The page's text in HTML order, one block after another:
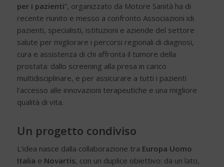
per i pazienti”, organizzato da Motore Sanità ha di
recente riunito e messo a confronto Associazioni idi
pazienti, specialisti, istituzioni e aziende del settore
salute per migliorare i percorsi regionali di diagnosi,
cura e assistenza di chi affronta il tumore della
prostata: dallo screening alla presa in carico
multidisciplinare, e per assicurare a tutti i pazienti
l’accesso alle innovazioni terapeutiche e una migliore
qualità di vita.
Un progetto condiviso
L’idea nasce dalla collaborazione tra Europa Uomo
Italia e Novartis, con un duplice obiettivo: da un lato,